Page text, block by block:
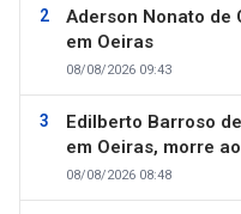
Aderson Nonato de
em Oeiras
08/08/2026 09:43
Edilberto Barroso
em Oeiras, morre
08/08/2026 08:48